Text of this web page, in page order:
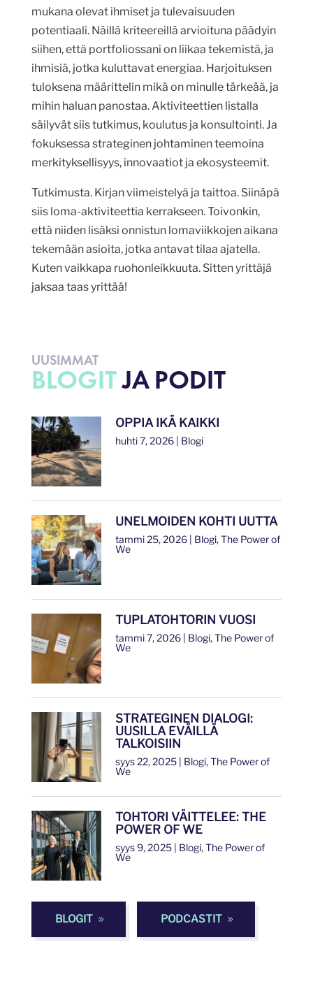
mukana olevat ihmiset ja tulevaisuuden
potentiaali. Näillä kriteereillä arvioituna päädyin
siihen, että portfoliossani on liikaa tekemistä, ja
ihmisiä, jotka kuluttavat energiaa. Harjoituksen
tuloksena määrittelin mikä on minulle tärkeää, ja
mihin haluan panostaa. Aktiviteettien listalla
säilyvät siis tutkimus, koulutus ja konsultointi. Ja
fokuksessa strateginen johtaminen teemoina
merkityksellisyys, innovaatiot ja ekosysteemit.
Tutkimusta. Kirjan viimeistelyä ja taittoa. Siinäpä
siis loma-aktiviteettia kerrakseen. Toivonkin,
että niiden lisäksi onnistun lomaviikkojen aikana
tekemään asioita, jotka antavat tilaa ajatella.
Kuten vaikkapa ruohonleikkuuta. Sitten yrittäjä
jaksaa taas yrittää!
UUSIMMAT
BLOGITJA PODIT
OPPIA IKÄ KAIKKI
huhti 7, 2026| Blogi
UNELMOIDEN KOHTI UUTTA
tammi 25, 2026| Blogi,The Power of
We
TUPLATOHTORIN VUOSI
tammi 7, 2026| Blogi,The Power of
We
STRATEGINEN DIALOGI:
UUSILLA EVÄILLÄ
TALKOISIIN
syys 22, 2025| Blogi,The Power of
We
TOHTORI VÄITTELEE: THE
POWER OF WE
syys 9, 2025| Blogi,The Power of
We
BLOGIT PODCASTIT